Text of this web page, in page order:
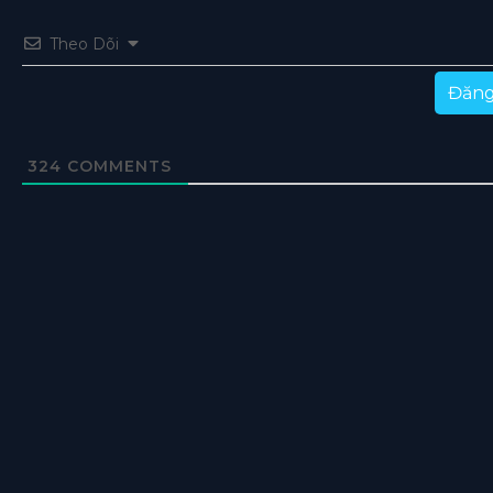
Theo Dõi
324 COMMENTS